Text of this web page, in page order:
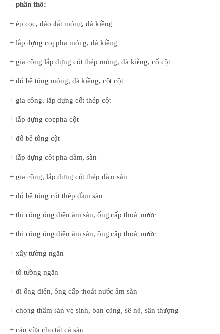
– phần thô:
+ ép cọc, đào đất móng, đà kiềng
+ lắp dựng coppha móng, đà kiềng
+ gia công lắp dựng cốt thép móng, đà kiềng, cổ cột
+ đổ bê tông móng, đà kiềng, côt cột
+ gia công, lắp dựng cốt thép cột
+ lắp dựng coppha cột
+ đổ bê tông cột
+ lắp dựng côt pha dầm, sàn
+ gia công, lắp dựng cốt thép dầm sàn
+ đổ bê tông cốt thép dầm sàn
+ thi công ống điện âm sàn, ống cấp thoát nước
+ thi công ống điện âm sàn, ống cấp thoát nước
+ xây tường ngăn
+ tô tường ngăn
+ đi ống điện, ống cấp thoát nước âm sàn
+ chóng thấm sàn vệ sinh, ban công, sê nô, sân thượng
+ cán vữa cho tất cả sàn